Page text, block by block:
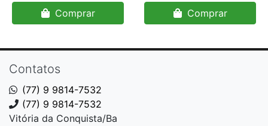
Comprar Comprar
Contatos
(77) 9 9814-7532
(77) 9 9814-7532
Vitória da Conquista/Ba